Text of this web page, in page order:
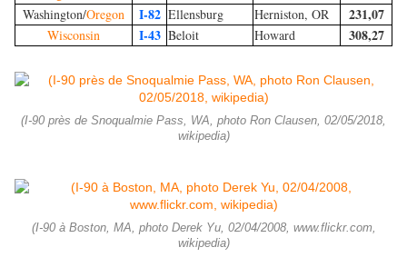
Washington/Oregon I-82 Ellensburg Herniston, OR 231,07
Wisconsin I-43 Beloit Howard 308,27
(I-90 près de Snoqualmie Pass, WA, photo Ron Clausen, 02/05/2018,
wikipedia)
(I-90 à Boston, MA, photo Derek Yu, 02/04/2008, www.flickr.com,
wikipedia)